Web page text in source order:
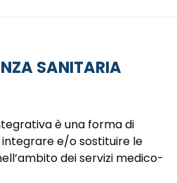
SANITARIA
è una forma di
e/o sostituire le
dei servizi medico-